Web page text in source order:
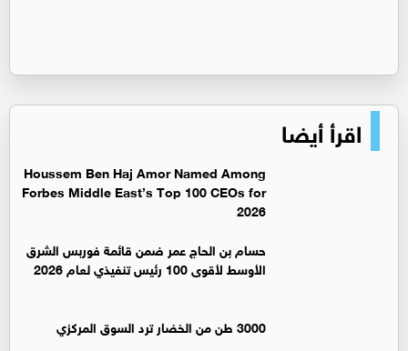
اقرأ أيضا
Houssem Ben Haj Amor Named Among
Forbes Middle East’s Top 100 CEOs for
2026
حسام بن الحاج عمر ضمن قائمة فوربس الشرق
الأوسط لأقوى 100 رئيس تنفيذي لعام 2026
3000 طن من الخضار ترد السوق المركزي